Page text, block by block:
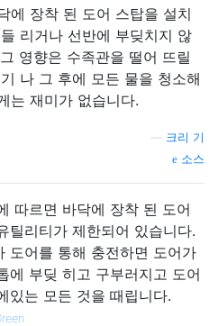
에 장착 된 도어 스탑을 설치
리거나 선반에 부딪치지 않
영향은 수족관을 떨어 뜨릴
나 그 후에 모든 물을 청소해
는 재미가 없습니다.
크리 기
소스
따르면 바닥에 장착 된 도어
틸리티가 제한되어 있습니다.
도어를 통해 충전하면 도어가
에 부딪 히고 구부러지고 도어
있는 모든 것을 때립니다.